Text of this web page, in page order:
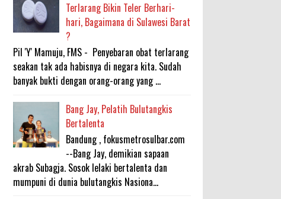
Terlarang Bikin Teler Berhari-
hari, Bagaimana di Sulawesi Barat
?
Pil 'Y' Mamuju, FMS - Penyebaran obat terlarang
seakan tak ada habisnya di negara kita. Sudah
banyak bukti dengan orang-orang yang ...
Bang Jay, Pelatih Bulutangkis
Bertalenta
Bandung , fokusmetrosulbar.com
--Bang Jay, demikian sapaan
akrab Subagja. Sosok lelaki bertalenta dan
mumpuni di dunia bulutangkis Nasiona...